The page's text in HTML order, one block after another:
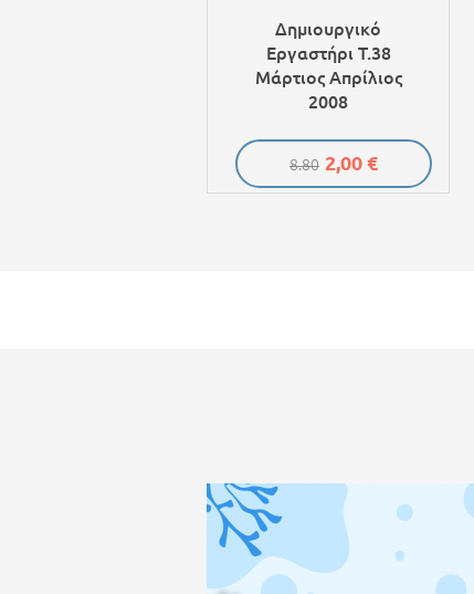
Δημιουργικό
Εργαστήρι Τ.38
Μάρτιος Απρίλιος
2008
8.80 2,00 €